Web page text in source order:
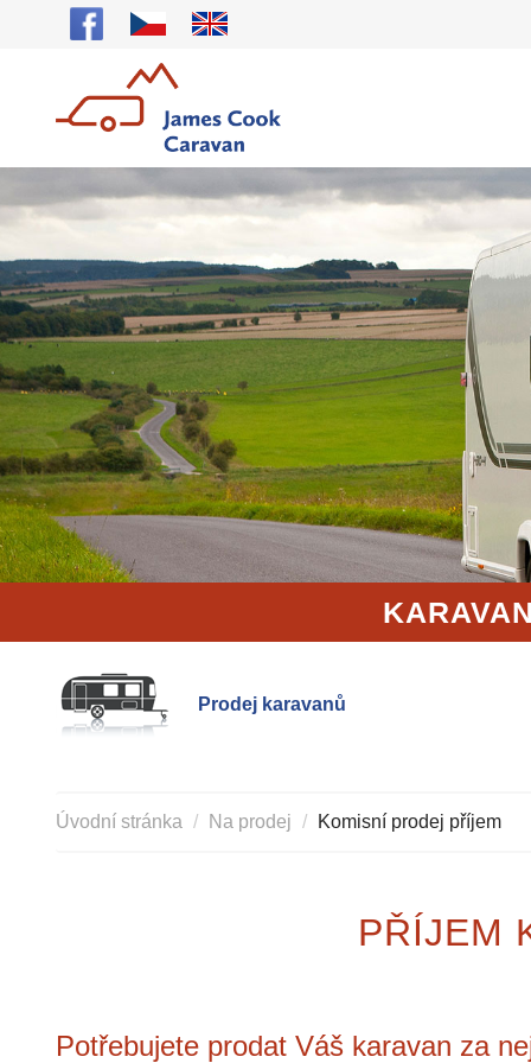
Prodej karavanů
Úvodní stránka Na prodej Komisní prodej příjem
PŘÍJEM
Potřebujete prodat Váš karavan za